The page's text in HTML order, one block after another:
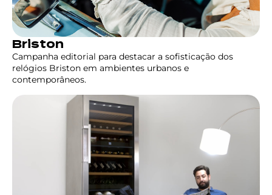
Briston
Campanha editorial para destacar a sofisticação dos
relógios Briston em ambientes urbanos e
contemporâneos.